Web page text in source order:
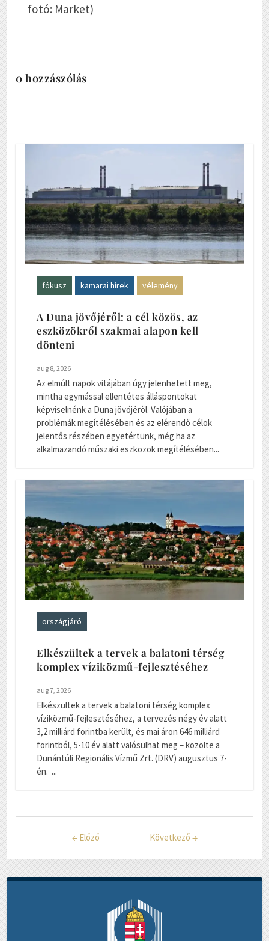
fotó: Market)
0 hozzászólás
fókusz kamarai hírek vélemény
A Duna jövőjéről: a cél közös, az
eszközökről szakmai alapon kell
dönteni
aug 8, 2026
Az elmúlt napok vitájában úgy jelenhetett meg,
mintha egymással ellentétes álláspontokat
képviselnénk a Duna jövőjéről. Valójában a
problémák megítélésében és az elérendő célok
jelentős részében egyetértünk, még ha az
alkalmazandó műszaki eszközök megítélésében...
országjáró
Elkészültek a tervek a balatoni térség
komplex víziközmű-fejlesztéséhez
aug 7, 2026
Elkészültek a tervek a balatoni térség komplex
víziközmű-fejlesztéséhez, a tervezés négy év alatt
3,2 milliárd forintba került, és mai áron 646 milliárd
forintból, 5-10 év alatt valósulhat meg – közölte a
Dunántúli Regionális Vízmű Zrt. (DRV) augusztus 7-
én. ...
← Előző Következő →